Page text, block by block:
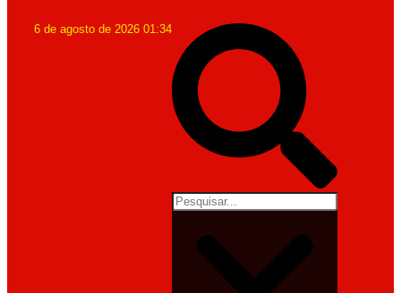
6 de agosto de 2026 01:34